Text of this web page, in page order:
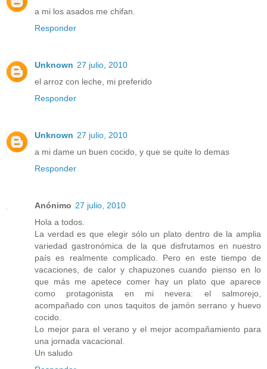
a mi los asados me chifan.
Responder
Unknown 27 julio, 2010
el arroz con leche, mi preferido
Responder
Unknown 27 julio, 2010
a mi dame un buen cocido, y que se quite lo demas
Responder
Anónimo 27 julio, 2010
Hola a todos.
La verdad es que elegir sólo un plato dentro de la amplia
variedad gastronómica de la que disfrutamos en nuestro
país es realmente complicado. Pero en este tiempo de
vacaciones, de calor y chapuzones cuando pienso en lo
que más me apetece comer hay un plato que aparece
como protagonista en mi nevera: el salmorejo,
acompañado con unos taquitos de jamón serrano y huevo
cocido.
Lo mejor para el verano y el mejor acompañamiento para
una jornada vacacional.
Un saludo